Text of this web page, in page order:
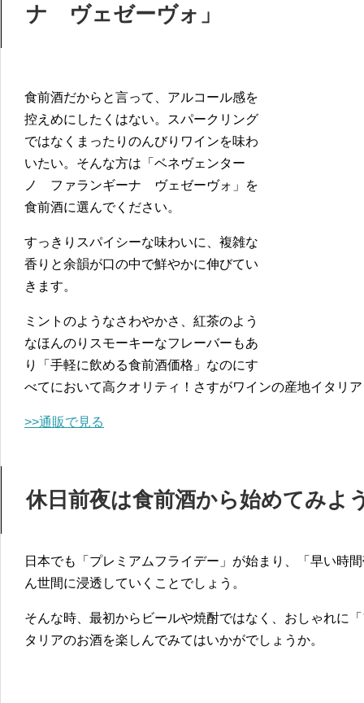
ナ ヴェゼーヴォ」
食前酒だからと言って、アルコール感を
控えめにしたくはない。スパークリング
ではなくまったりのんびりワインを味わ
いたい。そんな方は「ベネヴェンター
ノ ファランギーナ ヴェゼーヴォ」を
食前酒に選んでください。
すっきりスパイシーな味わいに、複雑な
香りと余韻が口の中で鮮やかに伸びてい
きます。
ミントのようなさわやかさ、紅茶のよう
なほんのりスモーキーなフレーバーもあ
り「手軽に飲める食前酒価格」なのにす
べてにおいて高クオリティ！さすがワインの産地イタリ
>>通販で見る
休日前夜は食前酒から始めてみよ
日本でも「プレミアムフライデー」が始まり、「早い時
ん世間に浸透していくことでしょう。
そんな時、最初からビールや焼酎ではなく、おしゃれに
タリアのお酒を楽しんでみてはいかがでしょうか。